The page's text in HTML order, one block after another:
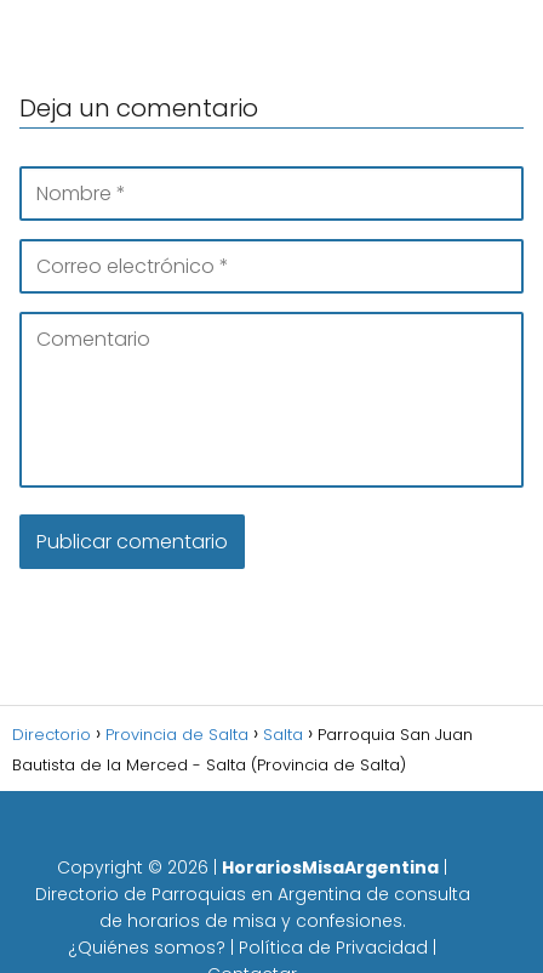
Deja un comentario
Directorio Provincia de Salta Salta
Parroquia San Juan
Bautista de la Merced - Salta (Provincia de Salta)
Copyright © 2026 HorariosMisaArgentina
Directorio de Parroquias en Argentina de consulta
de horarios de misa y confesiones.
¿Quiénes somos?
Política de Privacidad